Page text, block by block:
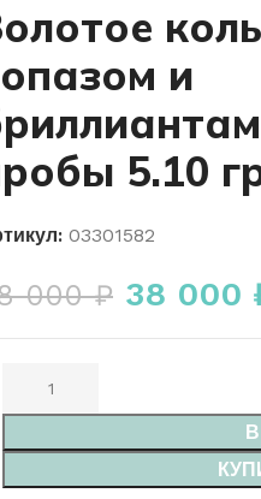
и
5.10
03301582
000₽ 38 000